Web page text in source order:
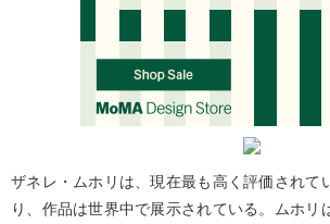
ザネレ・ムホリは、現在最も高く評価されて
り、作品は世界中で展示されている。ムホリ